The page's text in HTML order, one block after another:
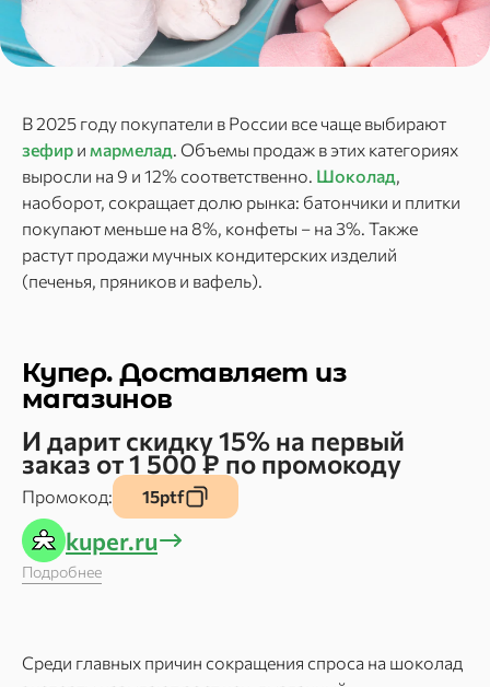
В 2025 году покупатели в России все чаще выбирают
зефир и мармелад. Объемы продаж в этих категориях
выросли на 9 и 12% соответственно. Шоколад,
наоборот, сокращает долю рынка: батончики и плитки
покупают меньше на 8%, конфеты – на 3%. Также
растут продажи мучных кондитерских изделий
(печенья, пряников и вафель).
Купер. Доставляет из
магазинов
И дарит скидку 15% на первый
заказ от 1 500 ₽ по промокоду
Промокод: 15ptf
kuper.ru
Подробнее
Среди главных причин сокращения спроса на шоколад